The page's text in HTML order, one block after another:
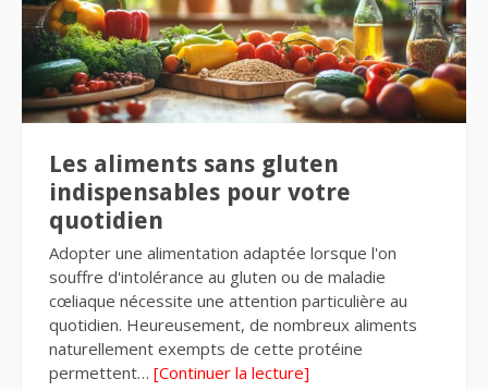
Les aliments sans gluten
indispensables pour votre
quotidien
Adopter une alimentation adaptée lorsque l'on
souffre d'intolérance au gluten ou de maladie
cœliaque nécessite une attention particulière au
quotidien. Heureusement, de nombreux aliments
naturellement exempts de cette protéine
permettent… [Continuer la lecture]